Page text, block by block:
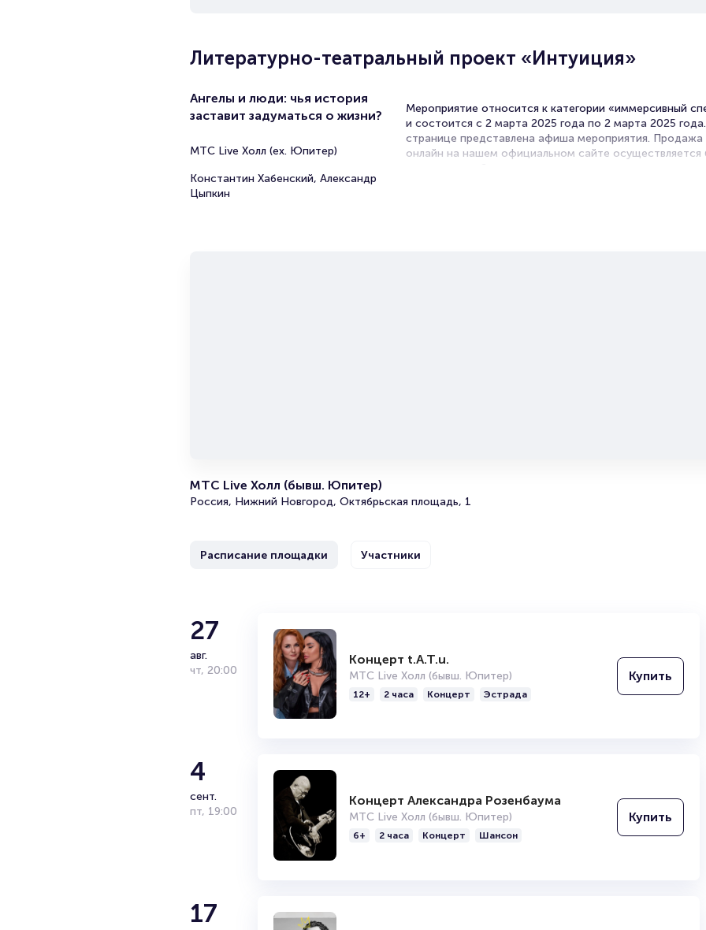
Литературно-театральный проект «Интуиция»
Ангелы и люди: чья история
заставит задуматься о жизни?
МТС Live Холл (ex. Юпитер)
Константин Хабенский, Александр
Цыпкин
Мероприятие относится к категории «иммерсивный
и состоится с 2 марта 2025 года по 2 марта 2025
странице представлена афиша мероприятия. Продажа
онлайн на нашем официальном сайте осуществляется
МТС Live Холл (бывш. Юпитер)
Россия, Нижний Новгород, Октябрьская площадь, 1
Расписание площадки Участники
Константин Хабенский
Российский актер театра и кино, а также озвучивания
27
авг.
чт, 20:00
Концерт t.A.T.u.
МТС Live Холл (бывш. Юпитер)
12+ 2 часа Концерт Эстрада
Купить
4
сент.
пт, 19:00
Концерт Александра Розенбаума
МТС Live Холл (бывш. Юпитер)
6+ 2 часа Концерт Шансон
Купить
17